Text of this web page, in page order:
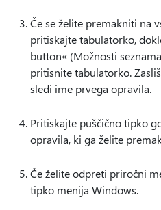
Če se želite premakniti na
pritiskajte tabulatorko,
button« (Možnosti
pritisnite tabulatorko.
sledi ime prvega opravila.
Pritiskajte puščično tipko
opravila, ki ga želite
Če želite odpreti priročni
tipko menija Windows.